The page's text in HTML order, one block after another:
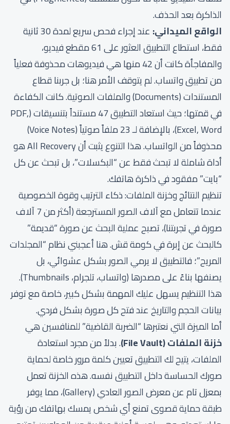
الذاكرة بعد الحذف.
الواقع الميداني:
عند إجراء فحص سريع لمدة 30 ثانية
فقط، استطاع التطبيق العثور على 61 مقطع فيديو،
والمفاجأة كانت أن 42 منها هي فيديوهات محذوفة فعلياً
من تطبيق واتساب. لم يتوقف الأمر هنا؛ بل جربنا قطاع
المستندات (Documents) والملفات الصوتية. كانت الكفاءة
في قمتها؛ حيث استعاد التطبيق 47 مستنداً بتنسيقات (PDF,
Excel, Word)، بالإضافة لـ 23 ملفاً صوتياً (Voice Notes)
محذوفاً من الواتساب. هذا التنوع يثبت أن All Recovery هو
أداة شاملة لا تبحث فقط عن “البكسلات”، بل تبحث عن كل
“بايت” مفقود في ذاكرة هاتفك.
تنظيم النتائج وخزنة الملفات: ذكاء الترتيب وقوة الخصوصية
عندما تتعامل مع آلاف الصور المسترجعة (أكثر من 7 آلاف
صورة في تجربتنا)، تصبح عملية البحث عن صورة “قديمة”
كالبحث عن إبرة في كومة قش. هنا أعجبني نظام “المجلدات
المريح”؛ فالتطبيق لا يرمي الصور بشكل عشوائي، بل
يصنفها بناءً على مصدرها (واتساب، تلجرام، Thumbnails).
هذا التنظيم يسهل عليك المهمة بشكل كبير، خاصة مع توفر
بيانات الحجم والتاريخ عند فتح كل صورة بشكل فردي.
أما الميزة التي نعتبرها “الضربة القاضية” للمنافسين هي
خزنة الملفات (File Vault)
. بدلاً من مجرد استعادة
الملفات، يتيح لك التطبيق تعيين كلمة مرور خاصة لحماية
صورك الحساسة داخل التطبيق نفسه. هذه الخزنة تعمل
بمعزل تام عن معرض الصور العادي (Gallery)، مما يوفر
طبقة حماية قصوى تمنع أي شخص يمسك بهاتفك من رؤية